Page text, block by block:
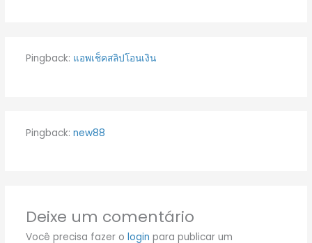
Pingback: แอพเช็คสลิปโอนเงิน
Pingback: new88
Deixe um comentário
Você precisa fazer o login para publicar um